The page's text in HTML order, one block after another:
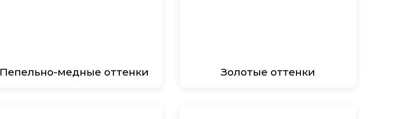
Пепельно-медные оттенки Золотые оттенки